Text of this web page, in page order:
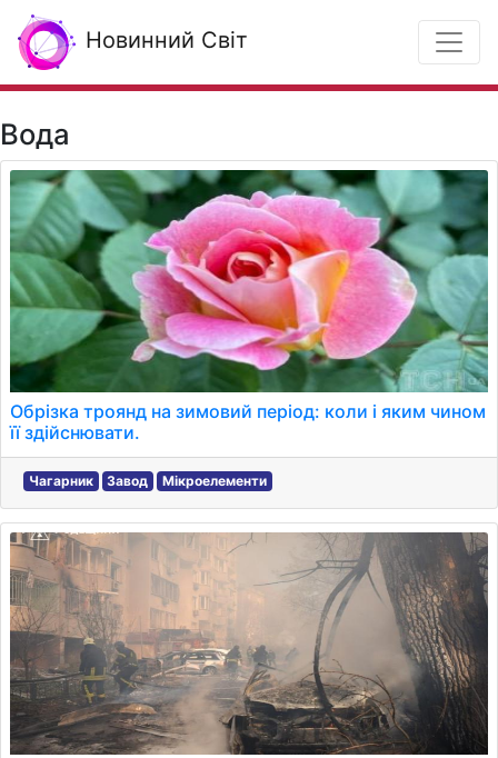
Новинний Світ
Вода
Обрізка троянд на зимовий період: коли і яким чином
її здійснювати.
Чагарник Завод Мікроелементи